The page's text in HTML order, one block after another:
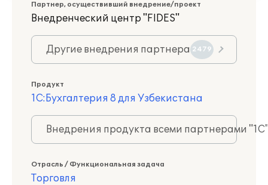
Партнер, осуществивший внедрение/проект
Внедренческий центр "FIDES"
Другие внедрения партнера 2479
Продукт
1С:Бухгалтерия 8 для Узбекистана
Внедрения продукта всеми партнерами
Отрасль / Функциональная задача
Торговля